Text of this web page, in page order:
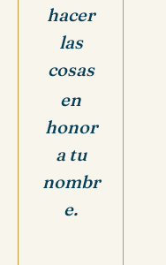
hacer
las
cosas
en
honor
a tu
nombr
e.